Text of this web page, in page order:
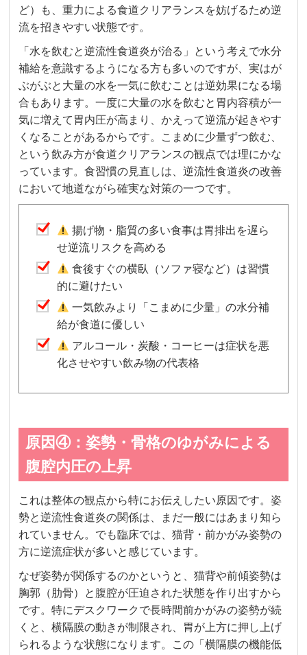
ど）も、重力による食道クリアランスを妨げるため逆
流を招きやすい状態です。
「水を飲むと逆流性食道炎が治る」という考えで水分
補給を意識するようになる方も多いのですが、実はが
ぶがぶと大量の水を一気に飲むことは逆効果になる場
合もあります。一度に大量の水を飲むと胃内容積が一
気に増えて胃内圧が高まり、かえって逆流が起きやす
くなることがあるからです。こまめに少量ずつ飲む、
という飲み方が食道クリアランスの観点では理にかな
っています。食習慣の見直しは、逆流性食道炎の改善
において地道ながら確実な対策の一つです。
揚げ物・脂質の多い食事は胃排出を遅ら
せ逆流リスクを高める
食後すぐの横臥（ソファ寝など）は習慣
的に避けたい
一気飲みより「こまめに少量」の水分補
給が食道に優しい
アルコール・炭酸・コーヒーは症状を悪
化させやすい飲み物の代表格
原因④：姿勢・骨格のゆがみによる
腹腔内圧の上昇
これは整体の観点から特にお伝えしたい原因です。姿
勢と逆流性食道炎の関係は、まだ一般にはあまり知ら
れていません。でも臨床では、猫背・前かがみ姿勢の
方に逆流症状が多いと感じています。
なぜ姿勢が関係するのかというと、猫背や前傾姿勢は
胸郭（肋骨）と腹腔が圧迫された状態を作り出すから
です。特にデスクワークで長時間前かがみの姿勢が続
くと、横隔膜の動きが制限され、胃が上方に押し上げ
られるような状態になります。この「横隔膜の機能低